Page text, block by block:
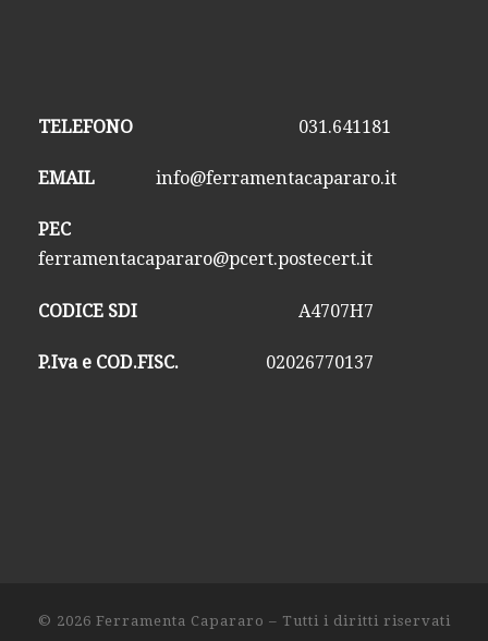
TELEFONO 031.641181
EMAILinfo@ferramentacapararo.it
PEC
ferramentacapararo@pcert.postecert.it
CODICE SDI A4707H7
P.Iva e COD.FISC. 02026770137
© 2026 Ferramenta Capararo – Tutti i diritti riservati